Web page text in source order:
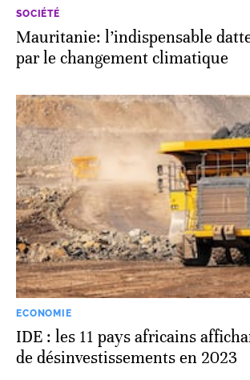
SOCIÉTÉ
Mauritanie: l’indispensable
par le changement climatique
ECONOMIE
IDE : les 11 pays africains
de désinvestissements en 2023